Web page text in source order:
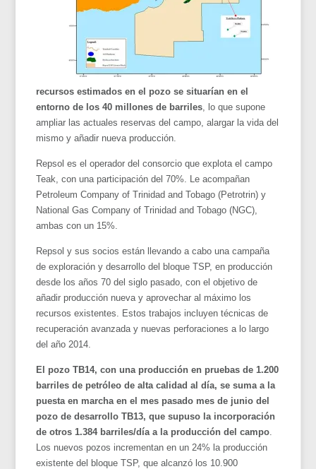
recursos estimados en el pozo se situarían en el
entorno de los 40 millones de barriles , lo que supone
ampliar las actuales reservas del campo, alargar la vida del
mismo y añadir nueva producción.
Repsol es el operador del consorcio que explota el campo
Teak, con una participación del 70%. Le acompañan
Petroleum Company of Trinidad and Tobago (Petrotrin) y
National Gas Company of Trinidad and Tobago (NGC),
ambas con un 15%.
Repsol y sus socios están llevando a cabo una campaña
de exploración y desarrollo del bloque TSP, en producción
desde los años 70 del siglo pasado, con el objetivo de
añadir producción nueva y aprovechar al máximo los
recursos existentes. Estos trabajos incluyen técnicas de
recuperación avanzada y nuevas perforaciones a lo largo
del año 2014.
El pozo TB14, con una producción en pruebas de 1.200
barriles de petróleo de alta calidad al día, se suma a la
puesta en marcha en el mes pasado mes de junio del
pozo de desarrollo TB13, que supuso la incorporación
de otros 1.384 barriles/día a la producción del campo
Los nuevos pozos incrementan en un 24% la producción
existente del bloque TSP, que alcanzó los 10.900